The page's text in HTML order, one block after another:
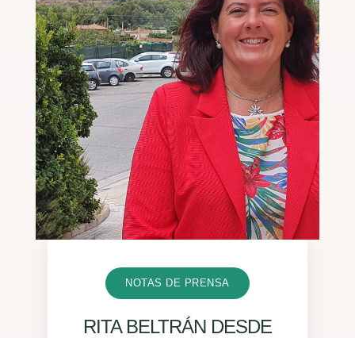
NOTAS DE PRENSA
RITA BELTRÁN DESDE